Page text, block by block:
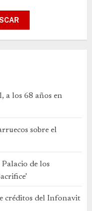
a los 68 años en
sobre el
de los
créditos del Infonavit